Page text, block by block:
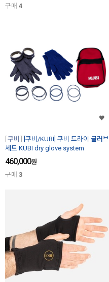
구매 4
쿠비
[쿠비/KUBI] 쿠비 드라이 글러브
세트 KUBI dry glove system
460,000원
구매 3